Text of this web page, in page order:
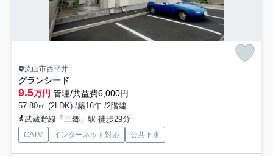
流山市西平井
グランシード
9.5万円 管理/共益費6,000円
57.80㎡ (2LDK) /築16年 /2階建
武蔵野線「三郷」駅 徒歩29分
CATV インターネット対応 公共下水